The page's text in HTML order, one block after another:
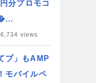
分プロモコ
views
ブ」もAMP
モバイルペ